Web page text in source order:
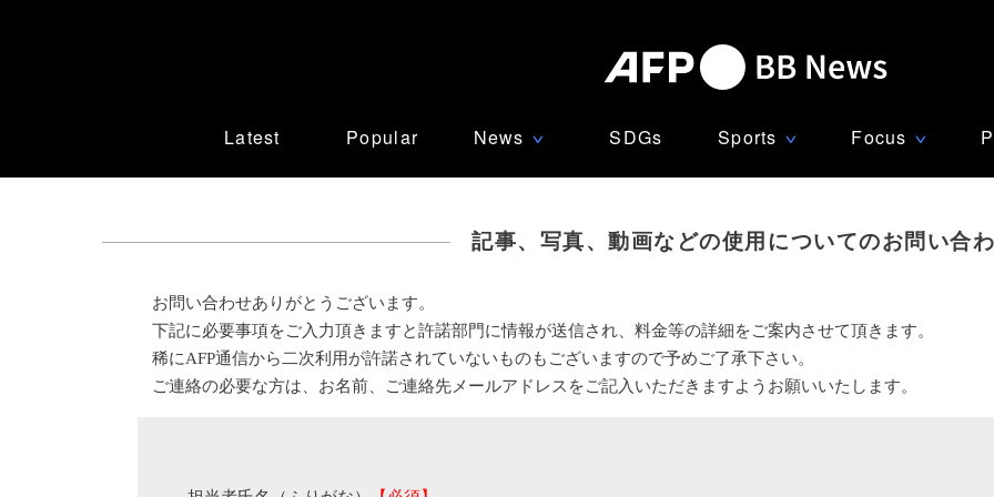
Latest Popular News ∨ SDGs Sports ∨ Focus ∨
記事、写真、動画などの使用についてのお問い合
お問い合わせありがとうございます。
下記に必要事項をご入力頂きますと許諾部門に情報が送信され、料金等の詳細をご案内させて頂きます。
稀にAFP通信から二次利用が許諾されていないものもございますので予めご了承下さい。
ご連絡の必要な方は、お名前、ご連絡先メールアドレスをご記入いただきますようお願いいたします。